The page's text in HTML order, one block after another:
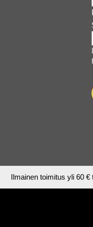
Ilmainen toimitus yli 60